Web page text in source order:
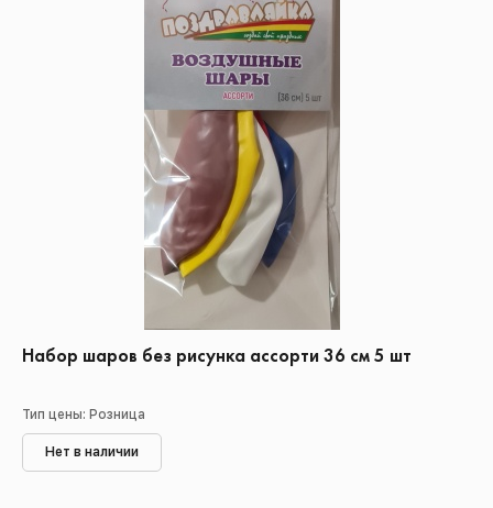
Набор шаров без рисунка ассорти 36 см 5 шт
Тип цены: Розница
Нет в наличии